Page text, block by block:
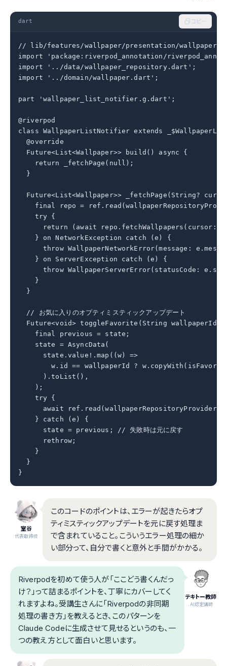
dart コピー
// lib/features/wallpaper/presentation/
import 'package:riverpod_annotation/
import '../data/wallpaper_repository.dart';
import '../domain/wallpaper.dart';
part 'wallpaper_list_notifier.g.dart';
@riverpod
class WallpaperListNotifier extends
  @override
  Future<List<Wallpaper>> build() async {
    return _fetchPage(null);
  }
Future<List<Wallpaper>> _fetchPage(String?
final repo =
    try {
return (await repo.fetchWallpapers(cursor:
    } on NetworkException catch (e) {
throw WallpaperNetworkError(message:
    } on ServerException catch (e) {
throw WallpaperServerError(statusCode:
    }
  }
  // お気に入りのオプティミスティックアップデート
Future<void> toggleFavorite(String wallpaperId)
    final previous = state;
    state = AsyncData(
      state.value!.map((w) =>
w.id == wallpaperId ?
      ).toList(),
    );
    try {
await
    } catch (e) {
      state = previous; // 失敗時は元に戻す
      rethrow;
    }
  }
}
室谷
代表取締役
このコードのポイントは、エラーが起きたらオプ
ティミスティックアップデートを元に戻す処理ま
で含まれていること。こういうエラー処理の細か
い部分って、自分で書くと意外と手間がかかる。
テキトー教師
.AI認定講師
Riverpodを初めて使う人が「ここどう書くんだっ
け？」って詰まるポイントを、丁寧にカバーしてく
れますよね。受講生さんに「Riverpodの非同期
処理の書き方」を教えるとき、このパターンを
Claude Codeに生成させて見せるというのも、一
つの教え方として面白いと思います。